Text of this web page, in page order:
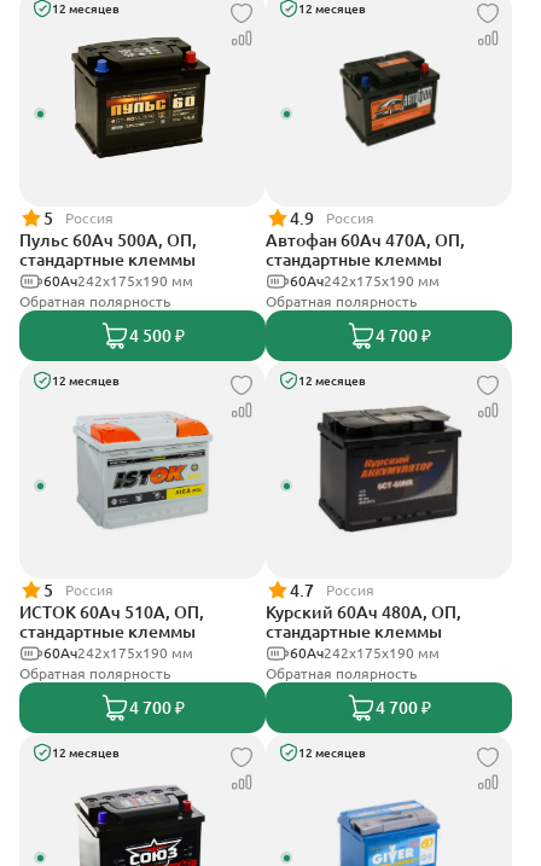
12 месяцев
5 Россия
Пульс 60Ач 500А, ОП,
стандартные клеммы
242x175x190 мм
60Ач
Обратная полярность
4 500 ₽
12 месяцев
4.9 Россия
Автофан 60Ач 470А, ОП,
стандартные клеммы
242х175х190 мм
60Ач
Обратная полярность
4 700 ₽
12 месяцев
5 Россия
ИСТОК 60Ач 510А, ОП,
стандартные клеммы
242x175x190 мм
60Ач
Обратная полярность
4 700 ₽
12 месяцев
4.7 Россия
Курский 60Ач 480А, ОП,
стандартные клеммы
242x175x190 мм
60Ач
Обратная полярность
4 700 ₽
12 месяцев 12 месяцев